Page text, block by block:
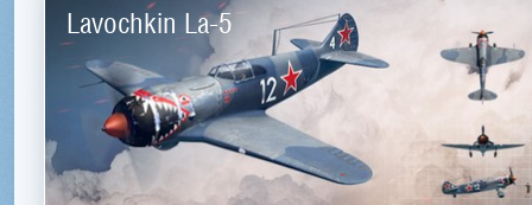
Lavochkin La-5